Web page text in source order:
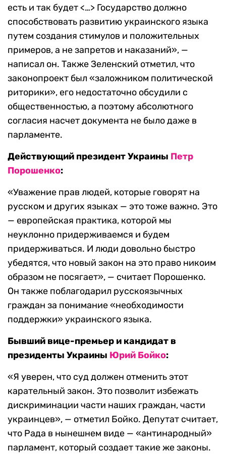
есть и так будет <…> Государство должно
способствовать развитию украинского языка
путем создания стимулов и положительных
примеров, а не запретов и наказаний», —
написал он. Также Зеленский отметил, что
законопроект был «заложником политической
риторики», его недостаточно обсудили с
общественностью, а поэтому абсолютного
согласия насчет документа не было даже в
парламенте.
Действующий президент Украины Петр
Порошенко:
«Уважение прав людей, которые говорят на
русском и других языках — это тоже важно. Это
— европейская практика, которой мы
неуклонно придерживаемся и будем
придерживаться. И люди довольно быстро
убедятся, что новый закон на это право никоим
образом не посягает», — считает Порошенко.
Он также поблагодарил русскоязычных
граждан за понимание «необходимости
поддержки» украинского языка.
Бывший вице-премьер и кандидат в
президенты Украины Юрий Бойко:
«Я уверен, что суд должен отменить этот
карательный закон. Это позволит избежать
дискриминации части наших граждан, части
украинцев», — отметил Бойко. Депутат считает,
что Рада в нынешнем виде — «антинародный»
парламент, который создает такие же законы.